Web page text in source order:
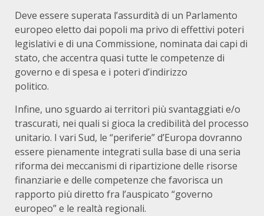
Deve essere superata l’assurdità di un Parlamento
europeo eletto dai popoli ma privo di effettivi poteri
legislativi e di una Commissione, nominata dai capi di
stato, che accentra quasi tutte le competenze di
governo e di spesa e i poteri d’indirizzo
politico.
Infine, uno sguardo ai territori più svantaggiati e/o
trascurati, nei quali si gioca la credibilità del processo
unitario. I vari Sud, le “periferie” d’Europa dovranno
essere pienamente integrati sulla base di una seria
riforma dei meccanismi di ripartizione delle risorse
finanziarie e delle competenze che favorisca un
rapporto più diretto fra l’auspicato “governo
europeo” e le realtà regionali.